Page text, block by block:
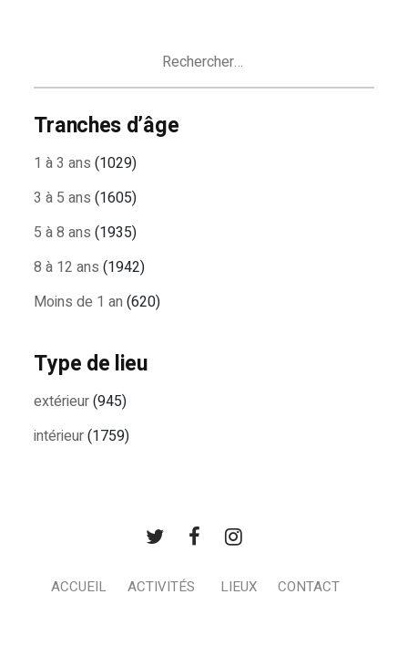
Tranches d’âge
1 à 3 ans (1029)
3 à 5 ans (1605)
5 à 8 ans (1935)
8 à 12 ans (1942)
Moins de 1 an (620)
Type de lieu
extérieur(945)
intérieur(1759)
ACCUEIL ACTIVITÉS LIEUX CONTACT